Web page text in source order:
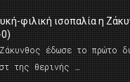
φιλική ισοπαλία η
έδωσε το πρώτο
της θερινής …